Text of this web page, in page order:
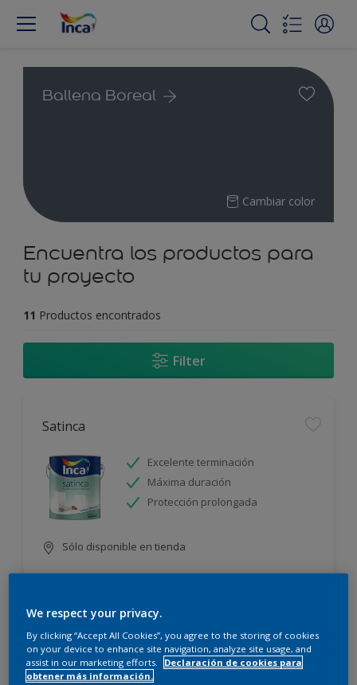
Ballena Boreal
Cambiar color
Encuentra los productos para
tu proyecto
11 Productos encontrados
Filter
Satinca
Excelente terminación
Máxima duración
Protección prolongada
Sólo disponible en tienda
Incamax
We respect your privacy.
By clicking “Accept All Cookies”, you agree to the storing of cookies
on your device to enhance site navigation, analyze site usage, and
assist in our marketing efforts.
Declaración de cookies para
obtener más información.